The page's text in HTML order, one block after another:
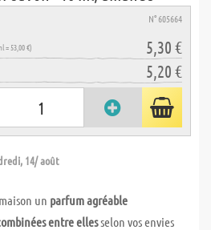
N° 605664
= 53,00 €) 5,30 €
5,20 €
14/ août
un parfum agréable
entre ellesselon vos envies